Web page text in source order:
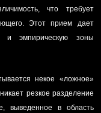
что требует
Этот прием дает
и эмпирическую зоны
некое «ложное»
резкое разделение
выведенное в область